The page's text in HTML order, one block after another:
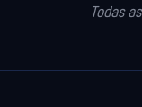
Todas